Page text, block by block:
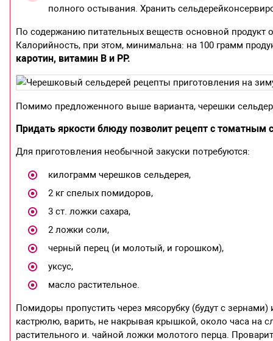
полного остывания. Хранить
По содержанию питательных веществ основной продукт
Калорийность, при этом, минимальна: на 100 грамм
каротин, витамин В и РР.
Помимо предложенного выше варианта, черешки
Придать яркости блюду позволит рецепт с томатным
Для приготовления необычной закуски потребуются:
килограмм черешков сельдерея,
2 кг спелых помидоров,
3 ст. ложки сахара,
2 ложки соли,
черный перец (и молотый, и горошком),
уксус,
масло растительное.
Помидоры пропустить через мясорубку (будут с
кастрюлю, варить, не накрывая крышкой, около часа на
растительного и. чайной ложки молотого перца.